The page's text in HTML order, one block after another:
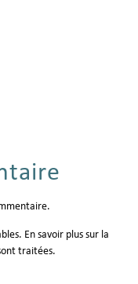
En savoir plus sur la
traitées.